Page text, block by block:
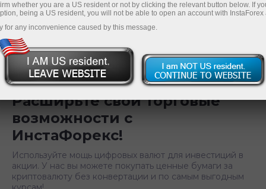
Расширьте свои торговые
возможности с
ИнстаФорекс!
Используйте мощь цифровых валют для инвестиций в
акции. У нас вы можете покупать ценные бумаги за
криптовалюту без конвертации и по самым выгодным
whether you are a US resident or not by clicking the relevant button below. If
being a US resident, you will not be able to open an account with InstaForex
for any inconvenience caused by this message.